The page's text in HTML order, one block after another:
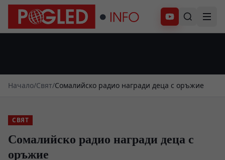
Абонирай се
Начало/Свят/Сомалийско радио награди деца с оръжие
СВЯТ
Сомалийско радио награди деца с
оръжие